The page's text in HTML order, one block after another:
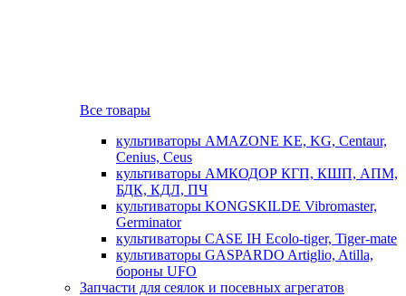
Все товары
культиваторы AMAZONE KE, KG, Centaur,
Cenius, Ceus
культиваторы АМКОДОР КГП, КШП, АПМ,
БДК, КДЛ, ПЧ
культиваторы KONGSKILDE Vibromaster,
Germinator
культиваторы CASE IH Ecolo-tiger, Tiger-mate
культиваторы GASPARDO Artiglio, Atilla,
бороны UFO
Запчасти для сеялок и посевных агрегатов